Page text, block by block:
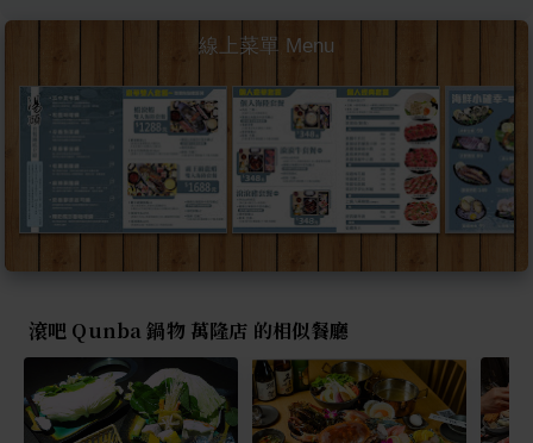
線上菜單 Menu
滾吧 Qunba 鍋物 萬隆店 的相似餐廳